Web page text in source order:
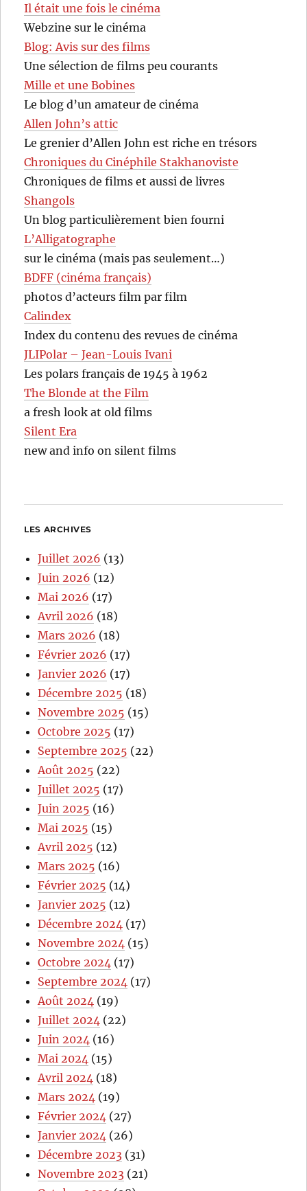
Il était une fois le cinéma
Webzine sur le cinéma
Blog: Avis sur des films
Une sélection de films peu courants
Mille et une Bobines
Le blog d’un amateur de cinéma
Allen John’s attic
Le grenier d’Allen John est riche en trésors
Chroniques du Cinéphile Stakhanoviste
Chroniques de films et aussi de livres
Shangols
Un blog particulièrement bien fourni
L’Alligatographe
sur le cinéma (mais pas seulement…)
BDFF (cinéma français)
photos d’acteurs film par film
Calindex
Index du contenu des revues de cinéma
JLIPolar – Jean-Louis Ivani
Les polars français de 1945 à 1962
The Blonde at the Film
a fresh look at old films
Silent Era
new and info on silent films
LES ARCHIVES
Juillet 2026 (13)
Juin 2026 (12)
Mai 2026 (17)
Avril 2026 (18)
Mars 2026 (18)
Février 2026 (17)
Janvier 2026 (17)
Décembre 2025 (18)
Novembre 2025 (15)
Octobre 2025 (17)
Septembre 2025 (22)
Août 2025 (22)
Juillet 2025 (17)
Juin 2025 (16)
Mai 2025 (15)
Avril 2025 (12)
Mars 2025 (16)
Février 2025 (14)
Janvier 2025 (12)
Décembre 2024 (17)
Novembre 2024 (15)
Octobre 2024 (17)
Septembre 2024 (17)
Août 2024 (19)
Juillet 2024 (22)
Juin 2024 (16)
Mai 2024 (15)
Avril 2024 (18)
Mars 2024 (19)
Février 2024 (27)
Janvier 2024 (26)
Décembre 2023 (31)
Novembre 2023 (21)